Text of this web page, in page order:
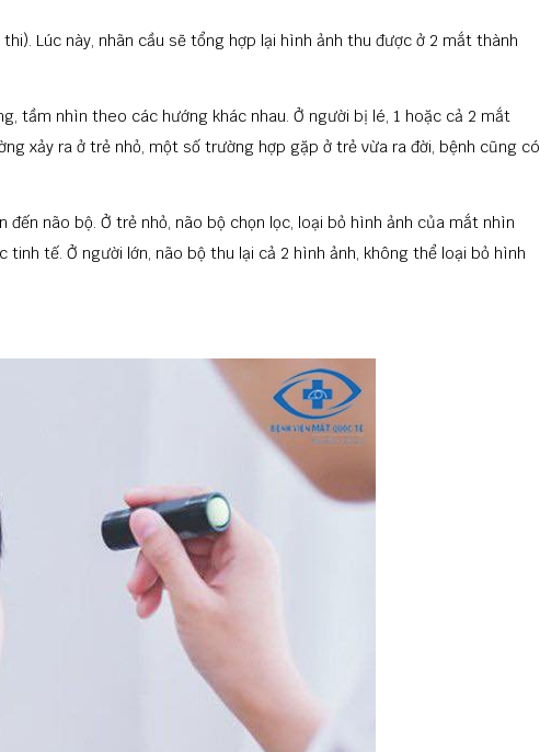
Lúc này, nhãn cầu sẽ tổng hợp lại hình ảnh thu được ở 2 mắt thành
tầm nhìn theo các hướng khác nhau. Ở người bị lé, 1 hoặc cả 2 mắt
xảy ra ở trẻ nhỏ, một số trường hợp gặp ở trẻ vừa ra đời, bệnh cũng có
đến não bộ. Ở trẻ nhỏ, não bộ chọn lọc, loại bỏ hình ảnh của mắt nhìn
tinh tế. Ở người lớn, não bộ thu lại cả 2 hình ảnh, không thể loại bỏ hình